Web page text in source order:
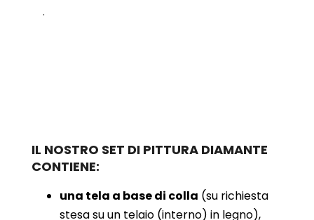
.
IL NOSTRO SET DI PITTURA DIAMANTE
CONTIENE:
una tela a base di colla (su richiesta
stesa su un telaio (interno) in legno),